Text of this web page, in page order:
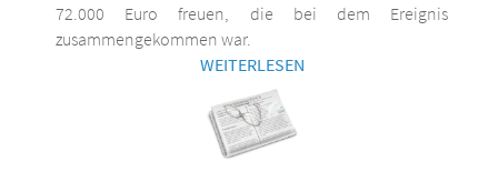
72.000 Euro freuen, die bei dem Ereignis
zusammengekommen war.
WEITERLESEN